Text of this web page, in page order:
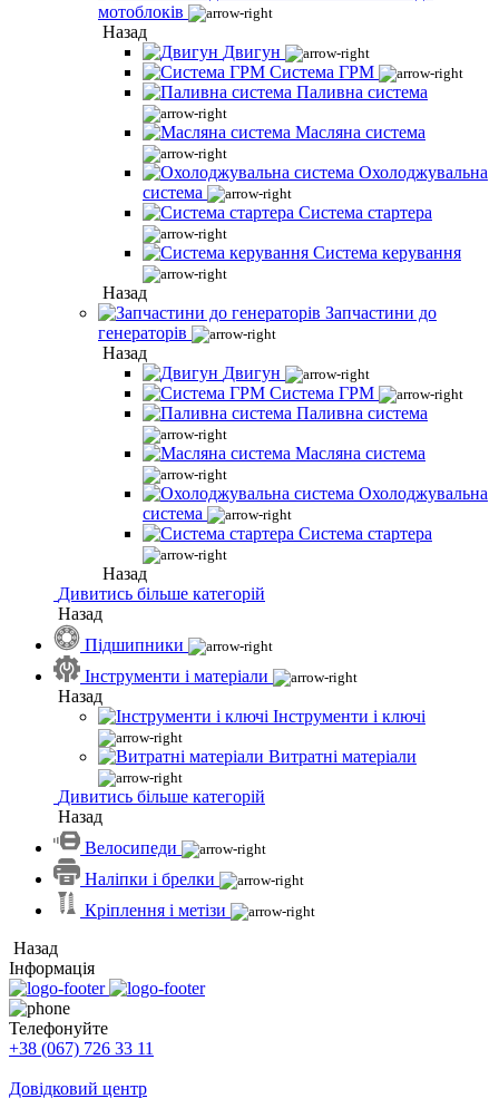
мотоблоків
Назад
Двигун
Система ГРМ
Паливна система
Масляна система
Охолоджувальна
система
Система стартера
Система керування
Назад
Запчастини до
генераторів
Назад
Двигун
Система ГРМ
Паливна система
Масляна система
Охолоджувальна
система
Система стартера
Назад
Дивитись більше категорій
Назад
Підшипники
Інструменти і матеріали
Назад
Інструменти і ключі
Витратні матеріали
Дивитись більше категорій
Назад
Велосипеди
Наліпки і брелки
Кріплення і метізи
Назад
Інформація
Телефонуйте
+38 (067) 726 33 11
Довідковий центр